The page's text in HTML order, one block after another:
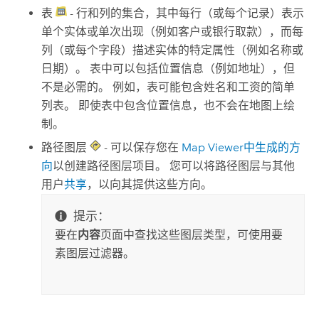
表
- 行和列的集合，其中每行（或每个记录）表示
单个实体或单次出现（例如客户或银行取款），而每
列（或每个字段）描述实体的特定属性（例如名称或
日期）。 表中可以包括位置信息（例如地址），但
不是必需的。 例如，表可能包含姓名和工资的简单
列表。 即使表中包含位置信息，也不会在地图上绘
制。
路径图层
- 可以保存您在 Map Viewer中生成的方
向以创建路径图层项目。 您可以将路径图层与其他
用户共享，以向其提供这些方向。
提示：
要在内容页面中查找这些图层类型，可使用要
素图层过滤器。